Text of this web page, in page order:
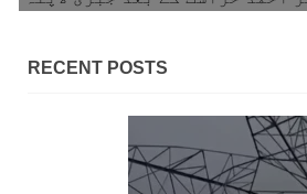
نوجوانوں کی ماورائے آئین
کے ساتھ جاری ہیں۔ مرکزی
RECENT POSTS